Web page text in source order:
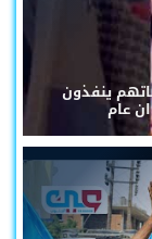
ينفذون
عام